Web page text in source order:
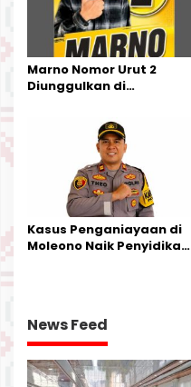
Marno Nomor Urut 2
Diunggulkan di
Kesederhanaannya Jadi
Harapan Warga
Kasus Penganiayaan di
Moleono Naik Penyidikan,
News Feed